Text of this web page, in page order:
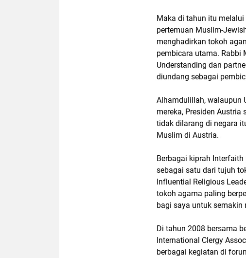
Maka di tahun itu
pertemuan Muslim-
menghadirkan tokoh
pembicara utama. Rabbi
Understanding dan
diundang sebagai
Alhamdulillah, walaupun
mereka, Presiden
tidak dilarang di negara
Muslim di Austria.
Berbagai kiprah
sebagai satu dari tujuh
Influential Religious
tokoh agama paling
bagi saya untuk semakin
Di tahun 2008 bersama
International Clergy
berbagai kegiatan di